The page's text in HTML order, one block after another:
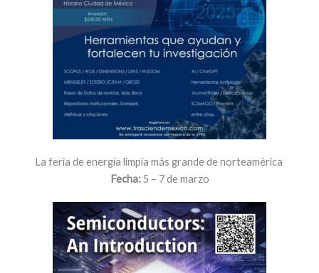
La feria de energía limpia más grande de norteamérica
Fecha:5 – 7 de marzo